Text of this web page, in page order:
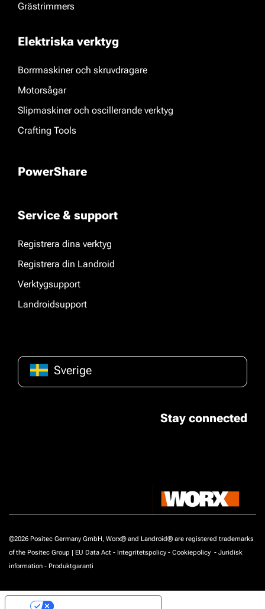
Grästrimmers
Elektriska verktyg
Borrmaskiner och skruvdragare
Motorsågar
Slipmaskiner och oscillerande verktyg
Crafting Tools
PowerShare
Service & support
Registrera dina verktyg
Registrera din Landroid
Verktygsupport
Landroidsupport
Sverige
Stay connected
©2026 Positec Germany GmbH, Worx® and Landroid® are registered trademarks
of the Positec Group | EU Data Act - Integritetspolicy - Cookiepolicy - Juridisk
information - Produktgaranti
Your Privacy Choices